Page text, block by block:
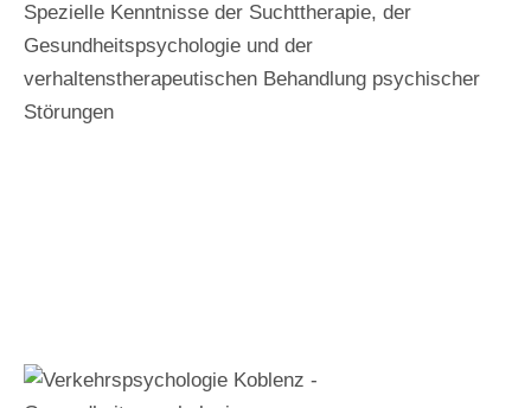
Spezielle Kenntnisse der Suchttherapie, der
Gesundheitspsychologie und der
verhaltenstherapeutischen Behandlung psychischer
Störungen